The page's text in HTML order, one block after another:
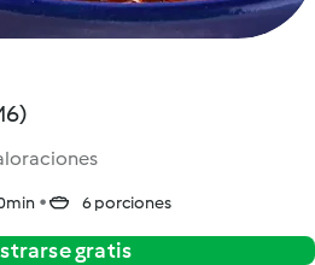
6 porciones
gratis